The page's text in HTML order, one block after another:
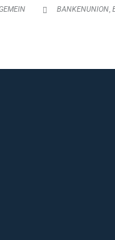
 KATEGORIE:
BANKENUNION,